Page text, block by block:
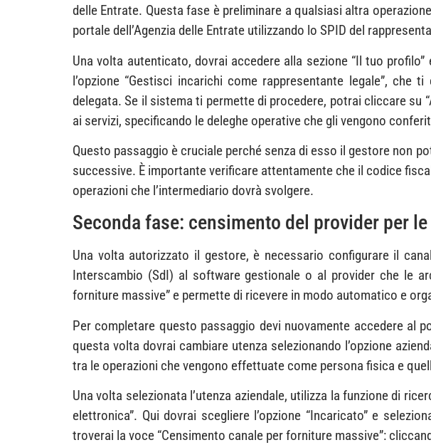
delle Entrate. Questa fase è preliminare a qualsiasi altra
portale dell’Agenzia delle Entrate utilizzando lo SPID del
Una volta autenticato, dovrai accedere alla sezione “Il tuo
l’opzione “Gestisci incarichi come rappresentante legale”,
delegata. Se il sistema ti permette di procedere, potrai cliccare su
ai servizi, specificando le deleghe operative che gli vengono
Questo passaggio è cruciale perché senza di esso il gestore non
successive. È importante verificare attentamente che il codice
operazioni che l’intermediario dovrà svolgere.
Seconda fase: censimento del provider per
Una volta autorizzato il gestore, è necessario configurare il
Interscambio (SdI) al software gestionale o al provider che le
forniture massive” e permette di ricevere in modo automatico e
Per completare questo passaggio devi nuovamente accedere al
questa volta dovrai cambiare utenza selezionando l’opzione
tra le operazioni che vengono effettuate come persona fisica e
Una volta selezionata l’utenza aziendale, utilizza la funzione di
elettronica”. Qui dovrai scegliere l’opzione “Incaricato” e
troverai la voce “Censimento canale per forniture massive”: